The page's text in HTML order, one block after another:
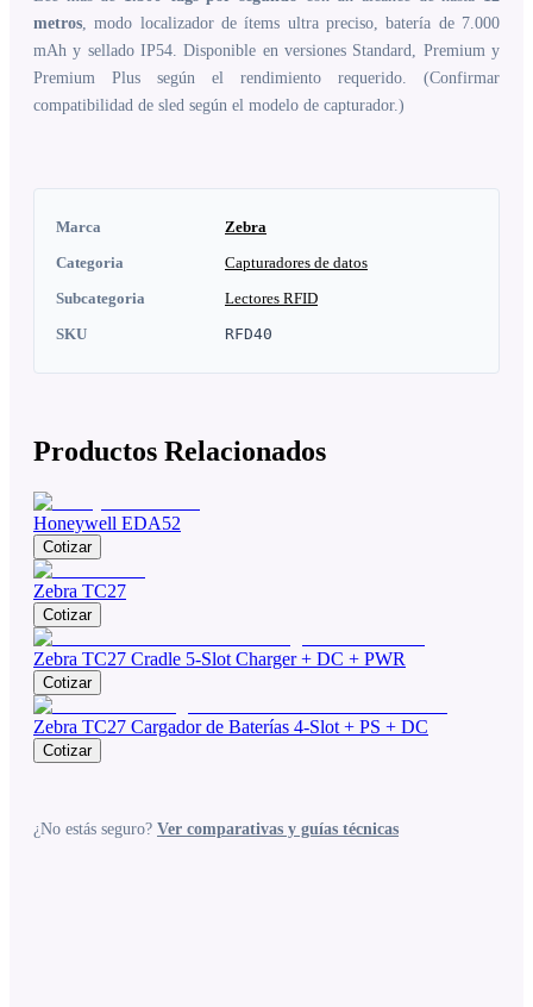
metros , modo localizador de ítems ultra preciso, batería de 7.000
mAh y sellado IP54. Disponible en versiones Standard, Premium y
Premium Plus según el rendimiento requerido. (Confirmar
compatibilidad de sled según el modelo de capturador.)
Marca
Zebra
Categoria
Capturadores de datos
Subcategoria
Lectores RFID
SKU
RFD40
Productos Relacionados
Honeywell EDA52
Cotizar
Zebra TC27
Cotizar
Zebra TC27 Cradle 5-Slot Charger + DC + PWR
Cotizar
Zebra TC27 Cargador de Baterías 4-Slot + PS + DC
Cotizar
¿No estás seguro? Ver comparativas y guías técnicas